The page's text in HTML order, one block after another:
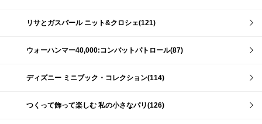
リサとガスパール ニット&クロシェ(121)
ウォーハンマー40,000:コンバットパトロール(87)
ディズニー ミニブック・コレクション(114)
つくって飾って楽しむ 私の小さなパリ(126)